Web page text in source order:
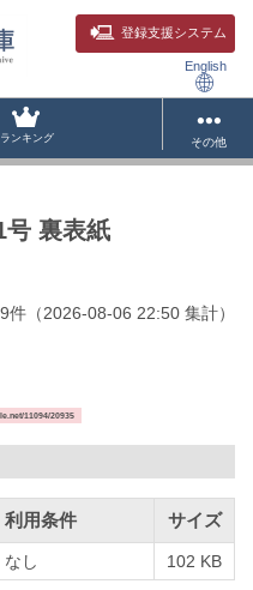
登録支援システム
English
ランキング その他
号 裏表紙
件 （2026-08-06 22:50 集計）
11094/20935
利用条件 サイズ
なし 102 KB